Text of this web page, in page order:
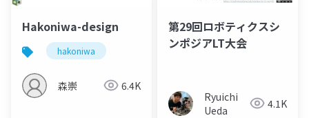
Hakoniwa-design
hakoniwa
森崇 6.4K
第29回ロボティクスシ
ンポジアLT大会
Ryuichi
Ueda
4.1K